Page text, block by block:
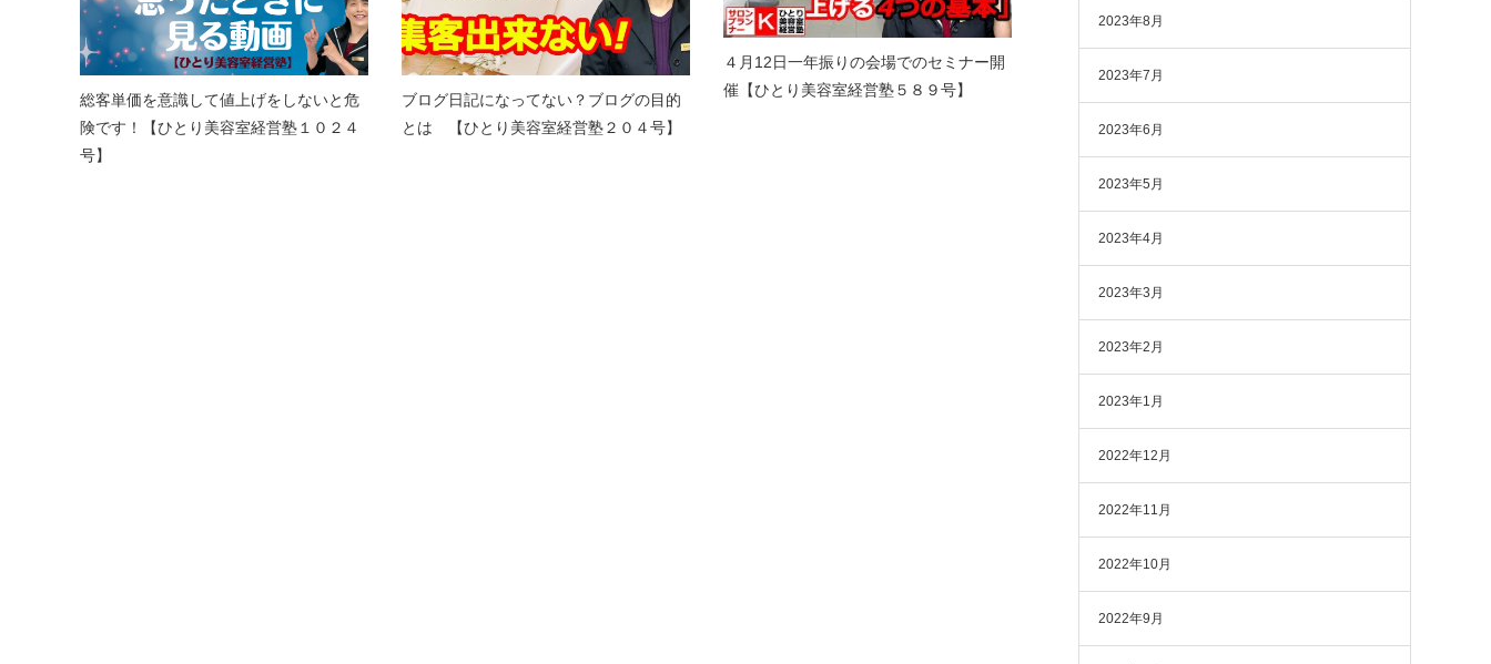
総客単価を意識して値上げをしないと危
険です！【ひとり美容室経営塾１０２４
号】
ブログ日記になってない？ブログの目的
とは 【ひとり美容室経営塾２０４号】
４月12日一年振りの会場でのセミナー開
催【ひとり美容室経営塾５８９号】
2023年8月
2023年7月
2023年6月
2023年5月
2023年4月
2023年3月
2023年2月
2023年1月
2022年12月
2022年11月
2022年10月
2022年9月